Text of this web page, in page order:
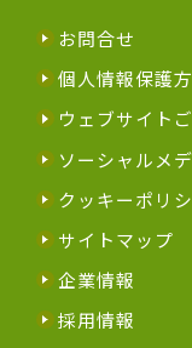
お問合せ
個人情報保護
ウェブサイト
ソーシャルメ
クッキーポリ
サイトマップ
企業情報
採用情報